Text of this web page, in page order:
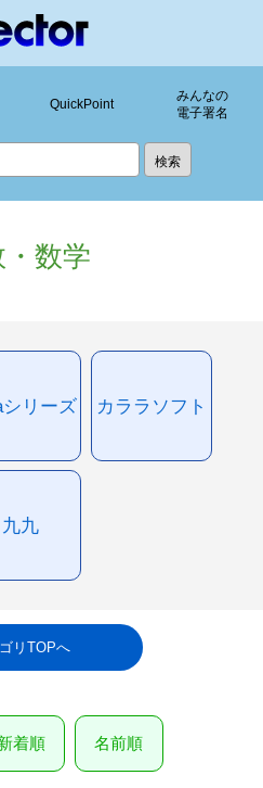
QuickPoint
みんなの
電子署名
数学
リーズ カララソフト
九九
リTOPへ
着順 名前順